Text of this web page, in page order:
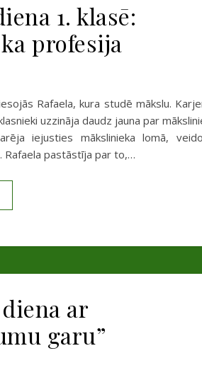
1. klasē:
profesija
Rafaela, kura studē mākslu.
uzzināja daudz jauna par
iejusties mākslinieka lomā,
Rafaela pastāstīja par to,…
ar
garu”